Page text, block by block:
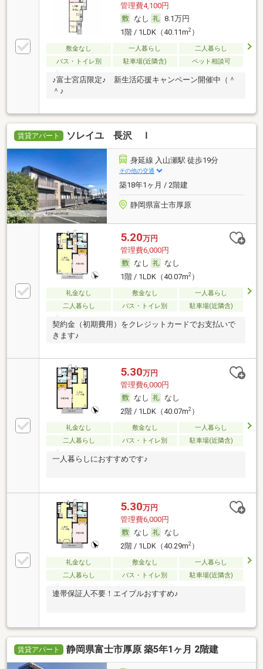
管理費4,100円
なし
8.1万円
1階 / 1LDK（40.11m2）
敷金なし 一人暮らし
二人暮らし
バス・トイレ別
駐車場(近隣含) ペット相談可
♪富士宮店限定♪ 新生活応援キャンペーン開催中（＾
＾♪
賃貸アパート ソレイユ 長沢 Ｉ
身延線 入山瀬駅 徒歩19分
その他の交通
築18年1ヶ月 / 2階建
静岡県富士市厚原
5.20万円
管理費6,000円
なし
なし
1階 / 1LDK（40.07m2）
礼金なし 敷金なし
一人暮らし
二人暮らし
バス・トイレ別 駐車場(近隣含)
契約金（初期費用）をクレジットカードでお支払いで
きます♪
5.30万円
管理費6,000円
なし
なし
2階 / 1LDK（40.07m2）
礼金なし 敷金なし
一人暮らし
二人暮らし
バス・トイレ別 駐車場(近隣含)
一人暮らしにおすすめです♪
5.30万円
管理費6,000円
なし
なし
2階 / 1LDK（40.29m2）
礼金なし 敷金なし
一人暮らし
二人暮らし
バス・トイレ別 駐車場(近隣含)
連帯保証人不要！エイブルおすすめ♪
賃貸アパート 静岡県富士市厚原 築5年1ヶ月 2階建